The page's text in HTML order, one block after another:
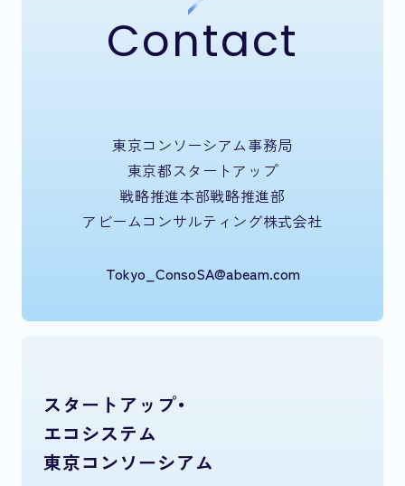
Contact
東京コンソーシアム事務局
東京都スタートアップ
戦略推進本部戦略推進部
アビームコンサルティング株式会社
Tokyo_ConsoSA@abeam.com
スタートアップ・
エコシステム
東京コンソーシアム